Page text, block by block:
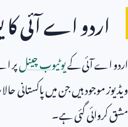
اردو اے آئی
اردو اے آئی کےیوٹیوب چینلپر
ویڈیوز موجود ہیں جن میں پاکستانی
مشق کروائی گئی ہے۔